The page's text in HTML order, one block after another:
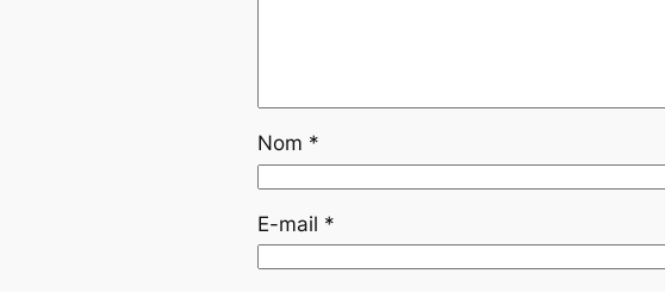
Nom *
E-mail *